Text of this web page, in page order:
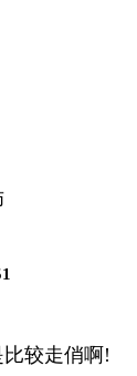
较走俏啊!